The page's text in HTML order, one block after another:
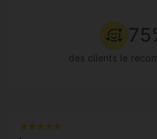
des clients le